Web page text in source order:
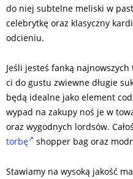
do niej subtelne meliski w
celebrytkę oraz klasyczny
odcieniu.
Jeśli jesteś fanką
ci do gustu zwiewne długie
będą idealne jako element
wypad na zakupy noś je w
oraz wygodnych lordsów.
torbę
shopper bag oraz
Stawiamy na wysoką jakość